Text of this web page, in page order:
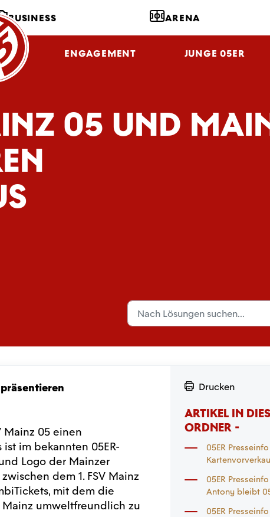
BUSINESS ARENA
ENGAGEMENT JUNGE 05ER
05 UND
Mainz 05 einen
im bekannten 05ER-
Logo der Mainzer
dem 1. FSV Mainz
mit dem die
Mainz umweltfreundlich zu
Drucken
ARTIKEL IN
ORDNER -
05ER
Auswärtsspiel
05ER
Antony bleibt
05ER